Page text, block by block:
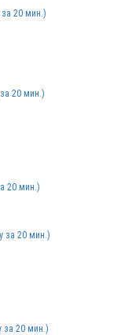
за 20 мин.)
20 мин.)
20 мин.)
за 20 мин.)
за 20 мин.)